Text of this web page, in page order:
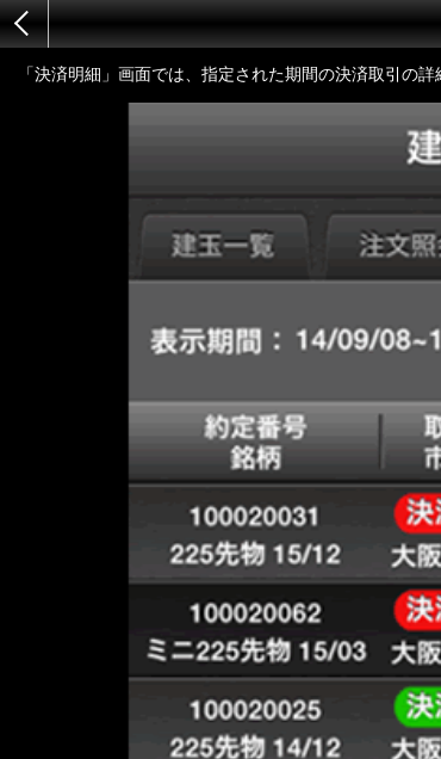
「決済明細」画面では、指定された期間の決済取引の詳